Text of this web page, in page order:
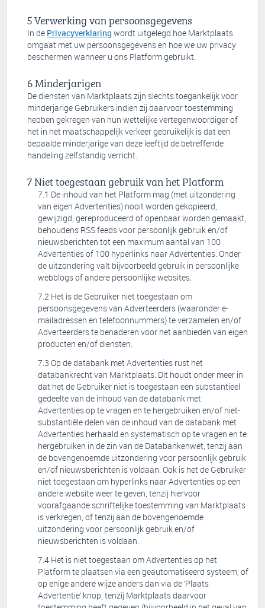
Verwerking van persoonsgegevens
In de Privacyverklaring wordt uitgelegd hoe Marktplaats
omgaat met uw persoonsgegevens en hoe we uw privacy
beschermen wanneer u ons Platform gebruikt.
Minderjarigen
De diensten van Marktplaats zijn slechts toegankelijk voor
minderjarige Gebruikers indien zij daarvoor toestemming
hebben gekregen van hun wettelijke vertegenwoordiger of
het in het maatschappelijk verkeer gebruikelijk is dat een
bepaalde minderjarige van deze leeftijd de betreffende
handeling zelfstandig verricht.
Niet toegestaan gebruik van het Platform
De inhoud van het Platform mag (met uitzondering
van eigen Advertenties) nooit worden gekopieerd,
gewijzigd, gereproduceerd of openbaar worden gemaakt,
behoudens RSS feeds voor persoonlijk gebruik en/of
nieuwsberichten tot een maximum aantal van 100
Advertenties of 100 hyperlinks naar Advertenties. Onder
de uitzondering valt bijvoorbeeld gebruik in persoonlijke
webblogs of andere persoonlijke websites.
Het is de Gebruiker niet toegestaan om
persoonsgegevens van Adverteerders (waaronder e-
mailadressen en telefoonnummers) te verzamelen en/of
Adverteerders te benaderen voor het aanbieden van eigen
producten en/of diensten.
Op de databank met Advertenties rust het
databankrecht van Marktplaats. Dit houdt onder meer in
dat het de Gebruiker niet is toegestaan een substantieel
gedeelte van de inhoud van de databank met
Advertenties op te vragen en te hergebruiken en/of niet-
substantiële delen van de inhoud van de databank met
Advertenties herhaald en systematisch op te vragen en te
hergebruiken in de zin van de Databankenwet, tenzij aan
de bovengenoemde uitzondering voor persoonlijk gebruik
en/of nieuwsberichten is voldaan. Ook is het de Gebruiker
niet toegestaan om hyperlinks naar Advertenties op een
andere website weer te geven, tenzij hiervoor
voorafgaande schriftelijke toestemming van Marktplaats
is verkregen, of tenzij aan de bovengenoemde
uitzondering voor persoonlijk gebruik en/of
nieuwsberichten is voldaan.
Het is niet toegestaan om Advertenties op het
Platform te plaatsen via een geautomatiseerd systeem, of
op enige andere wijze anders dan via de ‘Plaats
Advertentie’ knop, tenzij Marktplaats daarvoor